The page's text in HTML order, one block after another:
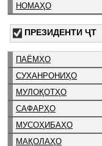
НОМАҲО
ПРЕЗИДЕНТИ ҶТ
ПАЁМҲО
СУХАНРОНИҲО
МУЛОҚОТҲО
САФАРҲО
МУСОҲИБАҲО
МАҚОЛАҲО